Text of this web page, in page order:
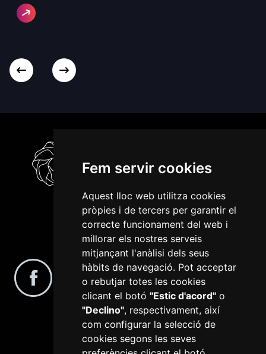
Fem servir cookies
Aquest lloc web utilitza cookies
pròpies i de tercers per garantir el
correcte funcionament del web i
millorar els nostres serveis
mitjançant l'anàlisi dels seus
hàbits de navegació. Pot acceptar
o rebutjar totes les cookies
clicant el botó "Estic d'acord"o
"Declino", respectivament, així
com configurar la selecció de
cookies segons les seves
Segueix-nos a les xarxes socials